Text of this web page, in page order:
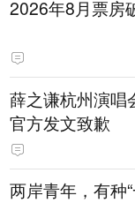
2026年8月票房
薛之谦杭州演唱
官方发文致歉
两岸青年，有种